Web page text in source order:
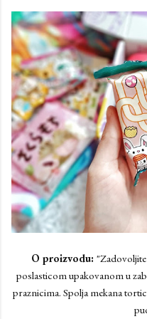
O proizvodu: "Zadovoljite
poslasticom upakovanom u
praznicima. Spolja mekana